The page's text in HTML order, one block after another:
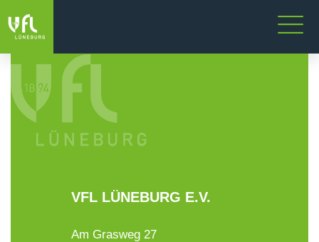
VFL LÜNEBURG E.V.
Am Grasweg 27